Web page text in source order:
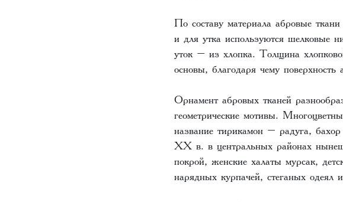
По составу материала абровые
и для утка используются шелковые
уток – из хлопка. Толщина
основы, благодаря чему
Орнамент абровых тканей
геометрические мотивы.
название тирикамон – радуга,
ХХ в. в центральных районах
покрой, женские халаты мурсак,
нарядных курпачей, стеганых одеял